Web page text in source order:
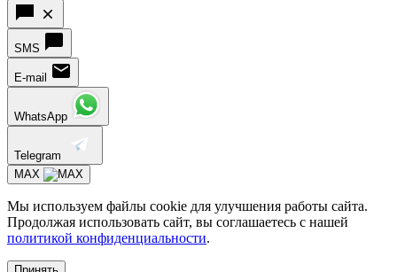
SMS
E-mail
WhatsApp
Telegram
MAX
Мы используем файлы cookie для улучшения работы сайта.
Продолжая использовать сайт, вы соглашаетесь с нашей
политикой конфиденциальности.